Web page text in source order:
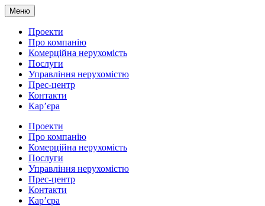
Меню
Проекти
Про компанію
Комерційна нерухомість
Послуги
Управління нерухомістю
Прес-центр
Контакти
Кар’єра
Проекти
Про компанію
Комерційна нерухомість
Послуги
Управління нерухомістю
Прес-центр
Контакти
Кар’єра